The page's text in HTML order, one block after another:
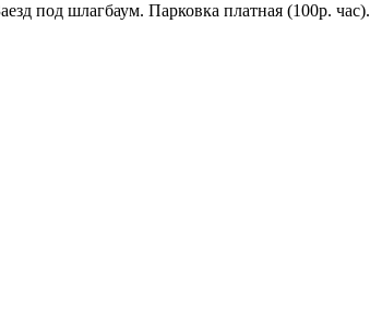
под шлагбаум. Парковка платная (100р. час).